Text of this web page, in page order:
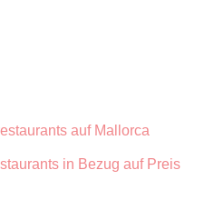
auf Mallorca
in Bezug auf Preis